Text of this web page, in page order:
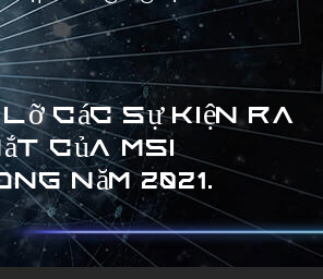
lỡ các sự kiện ra
của MSI
năm 2021.